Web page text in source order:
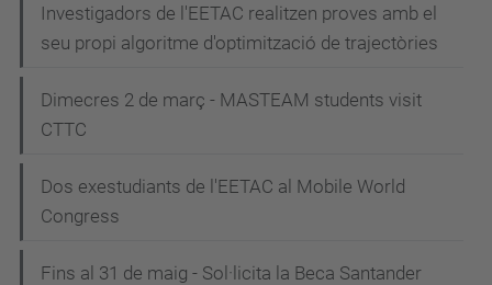
Investigadors de l'EETAC realitzen proves amb el
seu propi algoritme d'optimització de trajectòries
Dimecres 2 de març - MASTEAM students visit
CTTC
Dos exestudiants de l'EETAC al Mobile World
Congress
Fins al 31 de maig - Sol·licita la Beca Santander